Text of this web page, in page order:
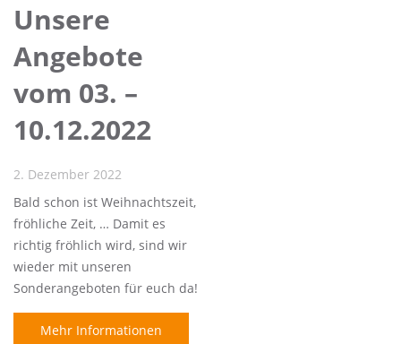
Unsere
Angebote
vom 03. –
10.12.2022
2. Dezember 2022
Bald schon ist Weihnachtszeit,
fröhliche Zeit, … Damit es
richtig fröhlich wird, sind wir
wieder mit unseren
Sonderangeboten für euch da!
Mehr Informationen